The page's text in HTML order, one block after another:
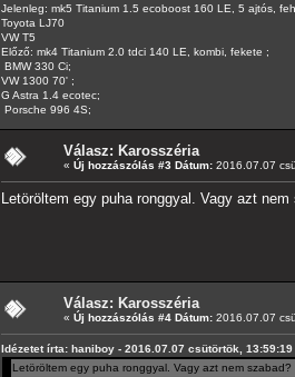
Jelenleg: mk5 Titanium 1.5 ecoboost 160 LE, 5 ajtós,
Toyota LJ70
VW T5
Előző: mk4 Titanium 2.0 tdci 140 LE, kombi, fekete ;
BMW 330 Ci;
VW 1300 70' ;
G Astra 1.4 ecotec;
Porsche 996 4S;
Válasz: Karosszéria
« Új hozzászólás #3 Dátum: 2016.07.07
Letöröltem egy puha ronggyal. Vagy azt nem
Válasz: Karosszéria
« Új hozzászólás #4 Dátum: 2016.07.07
Idézetet írta: haniboy - 2016.07.07 csütörtök, 13:59:19
Letöröltem egy puha ronggyal. Vagy azt nem szabad?